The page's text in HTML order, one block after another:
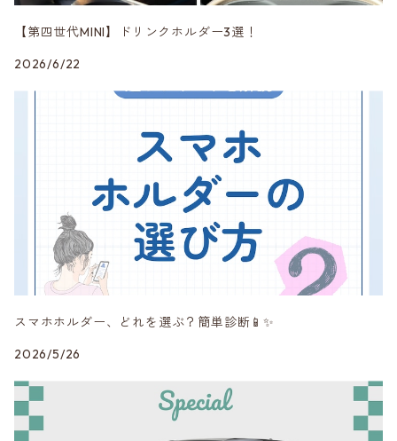
DuelL AG
Peak Design
RAYS
【第四世代MINI】ドリンクホルダー3選！
2026/6/22
スマホホルダー、どれを選ぶ？簡単診断📱✨
2026/5/26